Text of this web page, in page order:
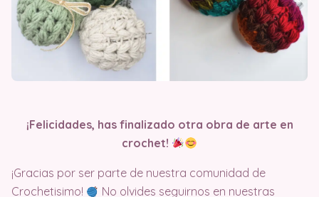
¡Felicidades, has finalizado otra obra de arte en
crochet!
¡Gracias por ser parte de nuestra comunidad de
Crochetisimo!
No olvides seguirnos en nuestras